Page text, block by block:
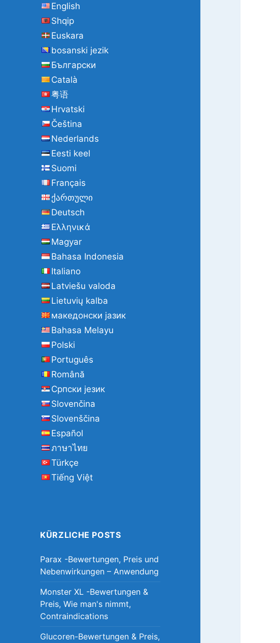
a
c
h
:
English
Shqip
Euskara
bosanski jezik
Български
Català
粤语
Hrvatski
Čeština
Nederlands
Eesti keel
Suomi
Français
ქართული
Deutsch
Ελληνικά
Magyar
Bahasa Indonesia
Italiano
Latviešu valoda
Lietuvių kalba
македонски јазик
Bahasa Melayu
Polski
Português
Română
Cрпски језик
Slovenčina
Slovenščina
Español
ภาษาไทย
Türkçe
Tiếng Việt
KÜRZLICHE POSTS
Parax -Bewertungen, Preis und
Nebenwirkungen – Anwendung
Monster XL -Bewertungen &
Preis, Wie man's nimmt,
Contraindications
Glucoren-Bewertungen & Preis,